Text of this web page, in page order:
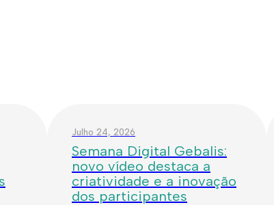
Julho 24, 2026
Semana Digital Gebalis:
novo vídeo destaca a
criatividade e a inovação
dos participantes